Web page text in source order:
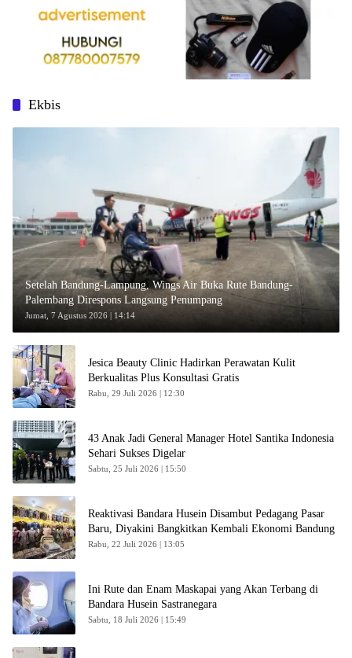
Ekbis
Setelah Bandung-Lampung, Wings Air Buka Rute Bandung-
Palembang Direspons Langsung Penumpang
Jumat, 7 Agustus 2026 | 14:14
Jesica Beauty Clinic Hadirkan Perawatan Kulit
Berkualitas Plus Konsultasi Gratis
Rabu, 29 Juli 2026 | 12:30
43 Anak Jadi General Manager Hotel Santika Indonesia
Sehari Sukses Digelar
Sabtu, 25 Juli 2026 | 15:50
Reaktivasi Bandara Husein Disambut Pedagang Pasar
Baru, Diyakini Bangkitkan Kembali Ekonomi Bandung
Rabu, 22 Juli 2026 | 13:05
Ini Rute dan Enam Maskapai yang Akan Terbang di
Bandara Husein Sastranegara
Sabtu, 18 Juli 2026 | 15:49